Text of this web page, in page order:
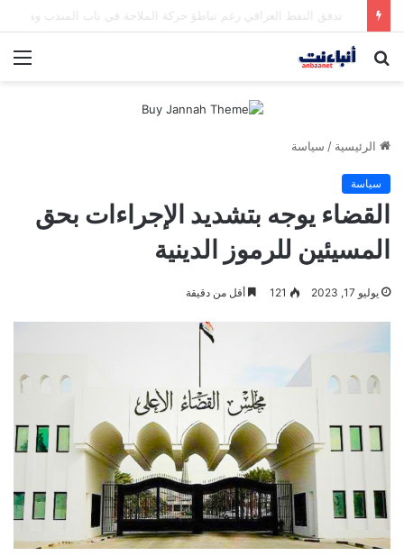
مقتل شخصين وإصابة 5 في إطلاق نار بمهرجان بمدينة سياتل الأميركية
بحث
الرئيسية / سياسة
سياسة
القضاء يوجه بتشديد الإجراءات بحق
المسيئين للرموز الدينية
يوليو 17, 2023 121 أقل من دقيقة